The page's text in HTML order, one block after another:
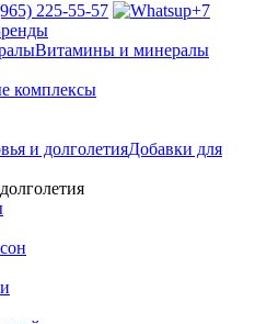
225-55-57
+7
Витамины и минералы
комплексы
Добавки для